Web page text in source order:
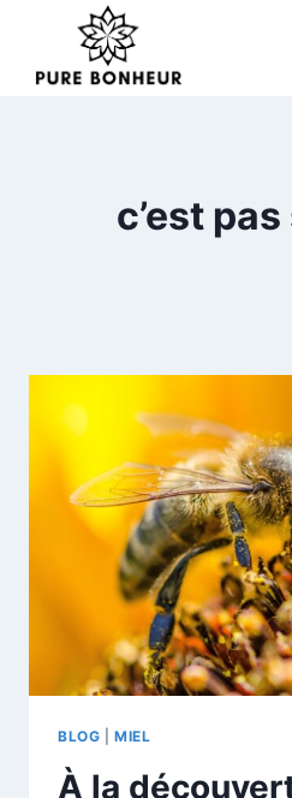
content
c’est
BLOG |MIEL
À la